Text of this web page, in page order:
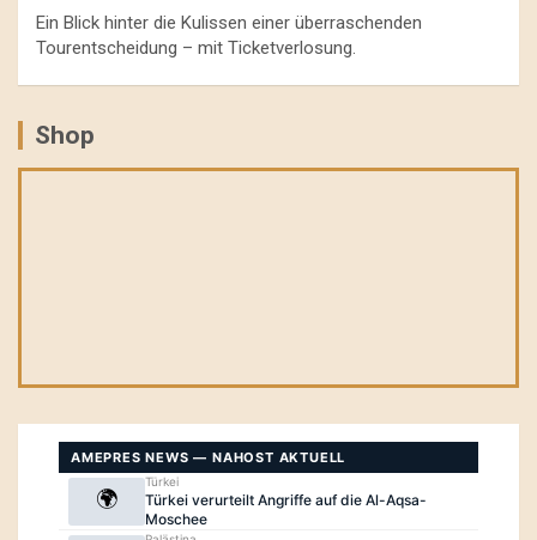
Ein Blick hinter die Kulissen einer überraschenden
Tourentscheidung – mit Ticketverlosung.
Shop